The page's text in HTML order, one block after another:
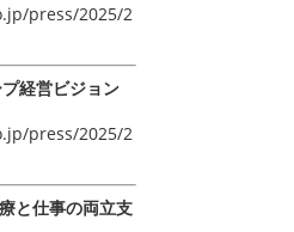
press/2025/2
経営ビジョン
press/2025/2
と仕事の両立支